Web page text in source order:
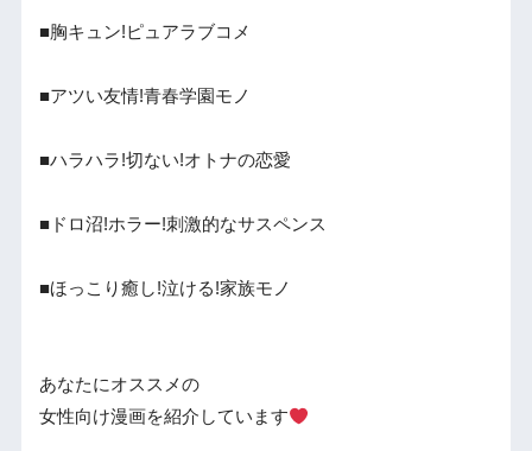
■胸キュン!ピュアラブコメ
■アツい友情!青春学園モノ
■ハラハラ!切ない!オトナの恋愛
■ドロ沼!ホラー!刺激的なサスペンス
■ほっこり癒し!泣ける!家族モノ
あなたにオススメの
女性向け漫画を紹介しています